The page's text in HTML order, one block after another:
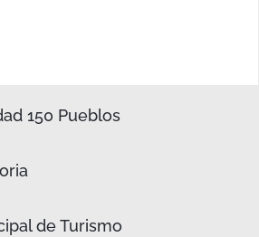
150 Pueblos
de Turismo